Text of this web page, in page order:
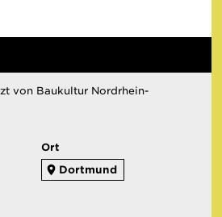
von Baukultur Nordrhein-
Ort
Dortmund